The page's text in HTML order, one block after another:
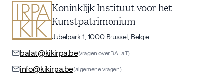
Koninklijk Instituut voor het
Kunstpatrimonium
Jubelpark 1, 1000 Brussel, België
balat@kikirpa.be(vragen over BALaT)
info@kikirpa.be(algemene vragen)